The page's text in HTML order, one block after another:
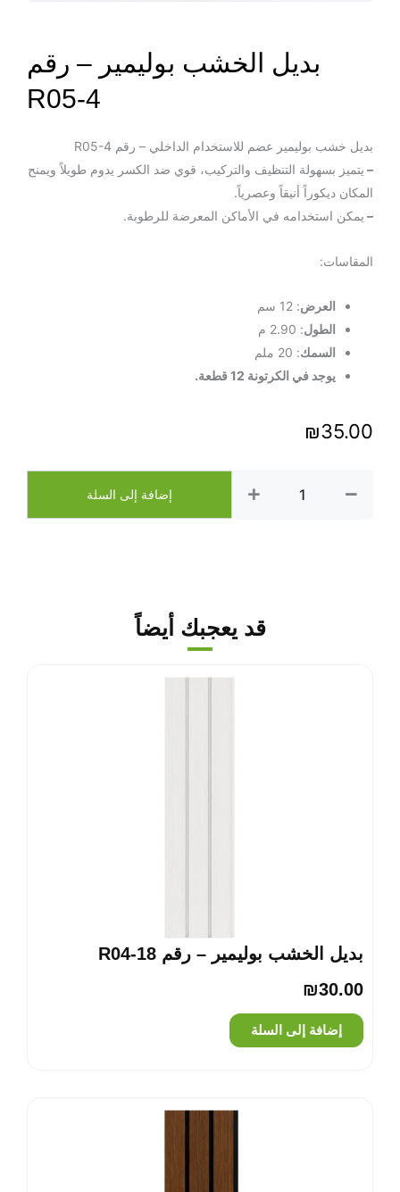
بديل الخشب بوليمير – رقم
R05-4
بديل خشب بوليمير عضم للاستخدام الداخلي – رقم R05-4
– يتميز بسهولة التنظيف والتركيب، قوي ضد الكسر يدوم طويلاً ويمنح
المكان ديكوراً أنيقاً وعصرياً.
– يمكن استخدامه في الأماكن المعرضة للرطوبة.
المقاسات:
العرض: 12 سم
الطول: 2.90 م
السمك: 20 ملم
يوجد في الكرتونة 12 قطعة.
₪35.00
إضافة إلى السلة
قد يعجبك أيضاً
بديل الخشب بوليمير – رقم R04-18
₪30.00
إضافة إلى السلة